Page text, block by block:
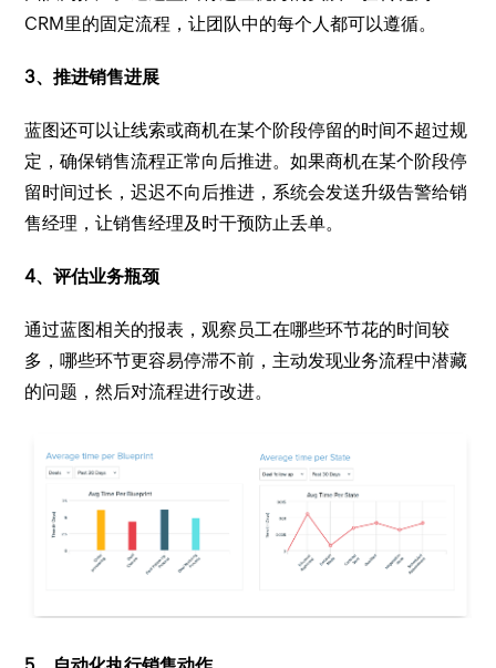
CRM里的固定流程，让团队中的每个人都可以遵循。
3、推进销售进展
蓝图还可以让线索或商机在某个阶段停留的时间不超过规
定，确保销售流程正常向后推进。如果商机在某个阶段停
留时间过长，迟迟不向后推进，系统会发送升级告警给销
售经理，让销售经理及时干预防止丢单。
4、评估业务瓶颈
通过蓝图相关的报表，观察员工在哪些环节花的时间较
多，哪些环节更容易停滞不前，主动发现业务流程中潜藏
的问题，然后对流程进行改进。